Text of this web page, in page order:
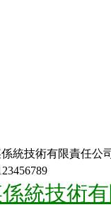
統技術有限責任公司
統技術